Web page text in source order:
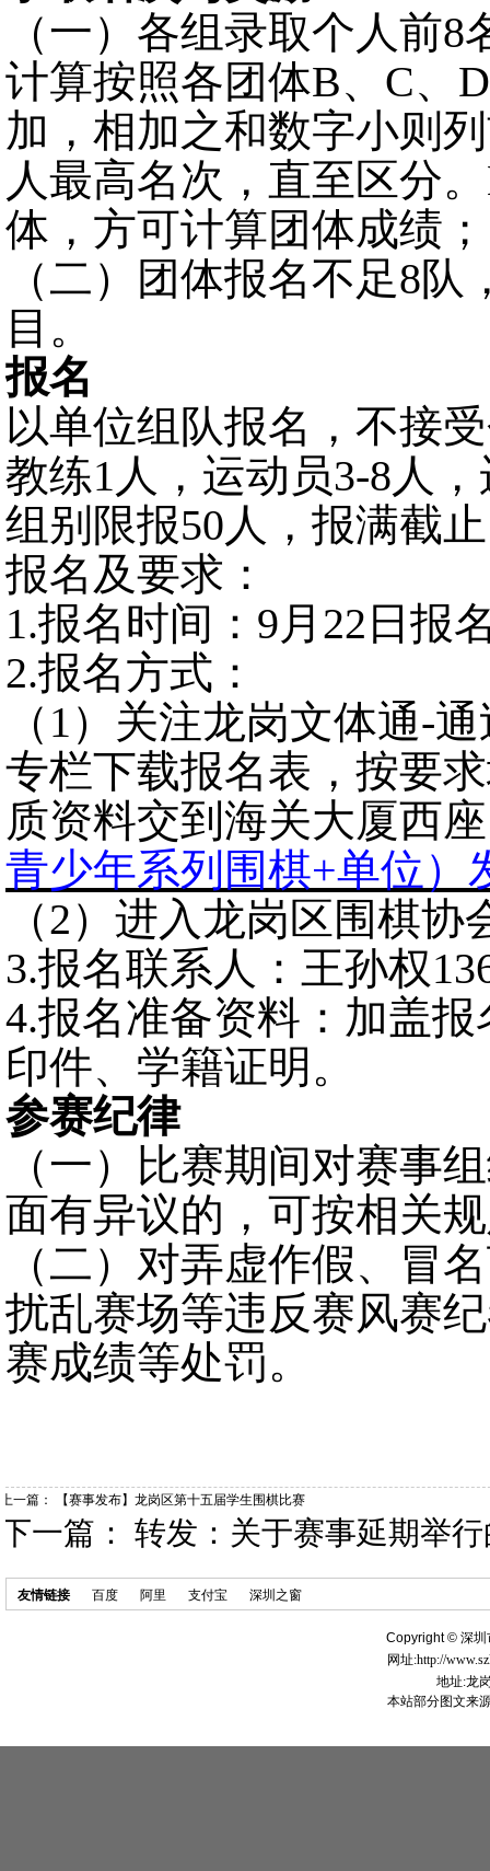
（一） 各组录取个人前8
计算按照各团体B、C、
加，相加之和数字小则
人最高名次，直至区分
体，方可计算团体成绩；
（二）
团体报名不足8队
目。
报名
以单位组队报名，不接
教练1人，运动员3-8人
组别限报50人， 报满截止
报名及要求：
1.报名时间：9月 22日报
2.报名方式：
（ 1） 关注龙岗文体通-通
专栏下载报名表 ， 按要
质资料交到海关大厦西座
青少年系列围棋+单位）
（2）进入龙岗区围棋协
3.报名联系人： 王孙权
4.报名准备资料： 加盖报
印件、学籍证明 。
参赛纪律
（一）比赛期间对赛事
面有异议的，可按相关
（二）对弄虚作假、冒
扰乱赛场等违反赛风赛
赛成绩等处罚。
上一篇： 【赛事发布】龙岗区第十五届学生围棋比赛
下一篇： 转发：关于赛事延期举
友情链接 百度 阿里 支付宝 深圳之窗
Copyright © 深
网址:http://
地址:龙
本站部分图文来